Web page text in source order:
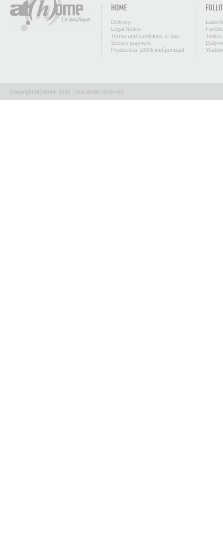
HOME
Delivery
Legal Notice
Terms and conditions of use
Secure payment
Producteur 100% indépendant
Label
Twitter
Copyright At(h)ome 2026. Tous droits réservés